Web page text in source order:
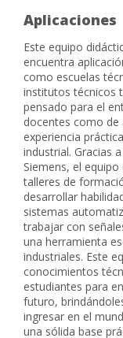
Aplicaciones
Este equipo
encuentra
como escuelas
institutos técnicos
pensado para el
docentes como
experiencia
industrial. Gracias
Siemens, el
talleres de
desarrollar
sistemas
trabajar con
una herramienta
industriales. Este
conocimientos
estudiantes para
futuro,
ingresar en el
una sólida base